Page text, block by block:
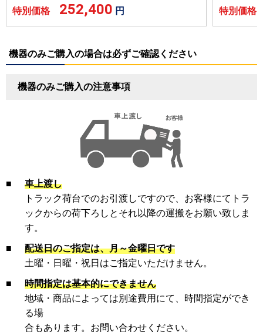
特別価格 252,400 円
特別価
機器のみご購入の場合は必ずご確認ください
機器のみご購入の注意事項
■
車上渡し
トラック荷台でのお引渡しですので、お客様にてトラ
ックからの荷下ろしとそれ以降の運搬をお願い致しま
す。
■
配送日のご指定は、月～金曜日です
土曜・日曜・祝日はご指定いただけません。
■
時間指定は基本的にできません
地域・商品によっては別途費用にて、時間指定ができ
る場
合もあります。お問い合わせください。